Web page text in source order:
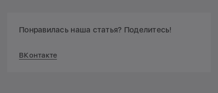
Понравилась наша статья? Поделитесь!
ВКонтакте